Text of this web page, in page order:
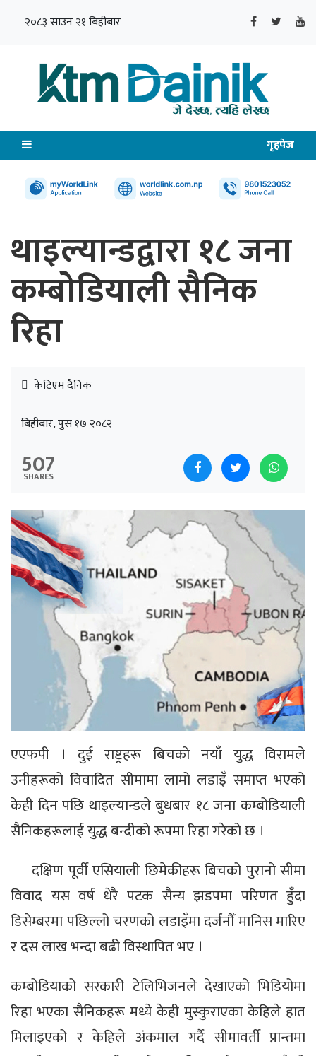
२०८३ साउन २१ बिहीबार
गृहपेज
थाइल्यान्डद्वारा १८ जना
कम्बोडियाली सैनिक
रिहा
केटिएम दैनिक
बिहीबार, पुस १७ २०८२
507
SHARES
एएफपी । दुई राष्ट्रहरू बिचको नयाँ युद्ध विरामले
उनीहरूको विवादित सीमामा लामो लडाइँ समाप्त भएको
केही दिन पछि थाइल्यान्डले बुधबार १८ जना कम्बोडियाली
सैनिकहरूलाई युद्ध बन्दीको रूपमा रिहा गरेको छ ।
दक्षिण पूर्वी एसियाली छिमेकीहरू बिचको पुरानो सीमा
विवाद यस वर्ष धेरै पटक सैन्य झडपमा परिणत हुँदा
डिसेम्बरमा पछिल्लो चरणको लडाइँमा दर्जनौँ मानिस मारिए
र दस लाख भन्दा बढी विस्थापित भए ।
कम्बोडियाको सरकारी टेलिभिजनले देखाएको भिडियोमा
रिहा भएका सैनिकहरू मध्ये केही मुस्कुराएका केहिले हात
मिलाइएको र केहिले अंकमाल गर्दै सीमावर्ती प्रान्तमा